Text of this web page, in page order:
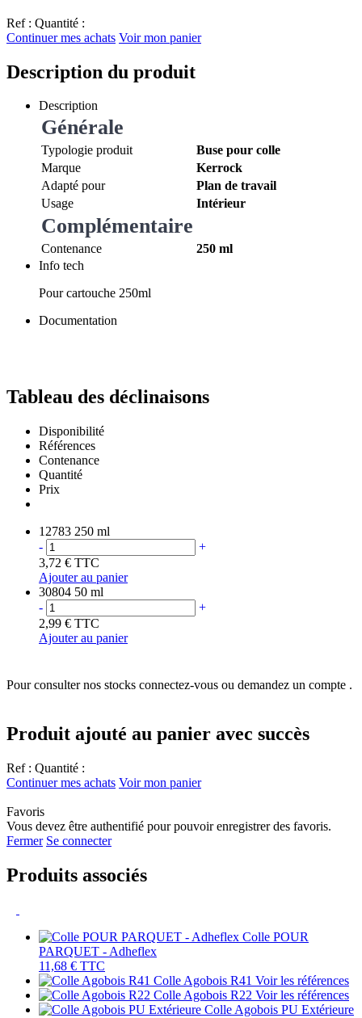
Ref : Quantité :
Continuer mes achats Voir mon panier
Description du produit
Description
Générale
Typologie produit
Buse pour colle
Marque
Kerrock
Adapté pour
Plan de travail
Usage
Intérieur
Complémentaire
Contenance
250 ml
Info tech
Pour cartouche 250ml
Documentation
Tableau des déclinaisons
Disponibilité
Références
Contenance
Quantité
Prix
12783 250 ml
-
+
3,72 € TTC
Ajouter au panier
30804 50 ml
-
+
2,99 € TTC
Ajouter au panier
Pour consulter nos stocks connectez-vous ou demandez un compte .
Produit ajouté au panier avec succès
Ref : Quantité :
Continuer mes achats Voir mon panier
Favoris
Vous devez être authentifié pour pouvoir enregistrer des favoris.
Fermer Se connecter
Produits associés
Colle POUR
PARQUET - Adheflex
11,68 € TTC
Colle Agobois R41 Voir les références
Colle Agobois R22 Voir les références
Colle Agobois PU Extérieure